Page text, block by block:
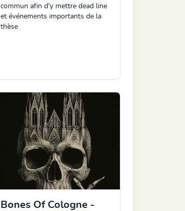
commun afin d'y mettre dead line
et événements importants de la
thèse
Bones Of Cologne -